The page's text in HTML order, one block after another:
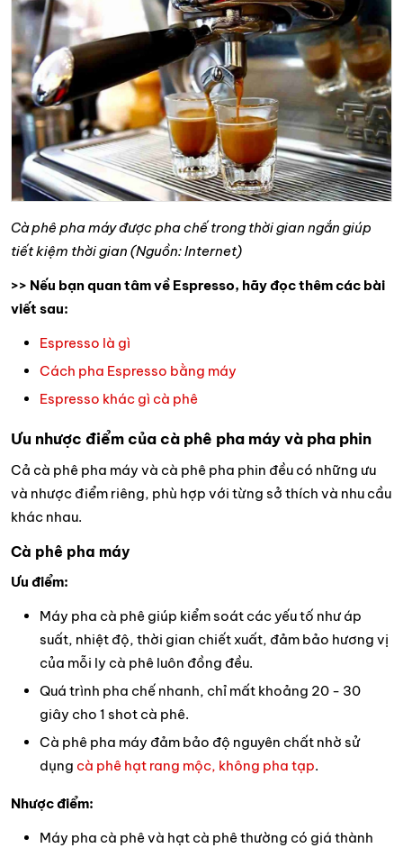
Cà phê pha máy được pha chế trong thời gian ngắn giúp
tiết kiệm thời gian (Nguồn: Internet)
>> Nếu bạn quan tâm về Espresso, hãy đọc thêm các bài
viết sau:
Espresso là gì
Cách pha Espresso bằng máy
Espresso khác gì cà phê
Ưu nhược điểm của cà phê pha máy và pha phin
Cả cà phê pha máy và cà phê pha phin đều có những ưu
và nhược điểm riêng, phù hợp với từng sở thích và nhu cầu
khác nhau.
Cà phê pha máy
Ưu điểm:
Máy pha cà phê giúp kiểm soát các yếu tố như áp
suất, nhiệt độ, thời gian chiết xuất, đảm bảo hương vị
của mỗi ly cà phê luôn đồng đều.
Quá trình pha chế nhanh, chỉ mất khoảng 20 - 30
giây cho 1 shot cà phê.
Cà phê pha máy đảm bảo độ nguyên chất nhờ sử
dụng cà phê hạt rang mộc, không pha tạp.
Nhược điểm:
Máy pha cà phê và hạt cà phê thường có giá thành